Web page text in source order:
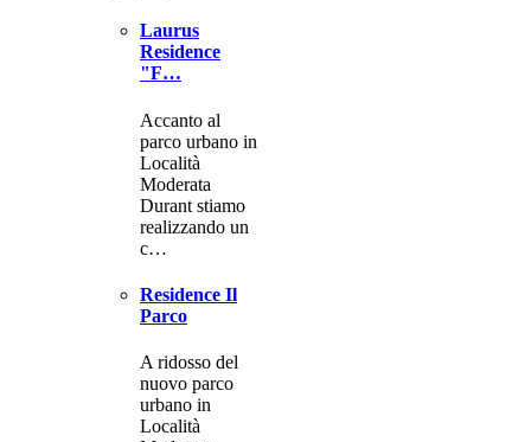
Laurus
Residence
"F…
Accanto al
parco urbano in
Località
Moderata
Durant stiamo
realizzando un
c…
Residence Il
Parco
A ridosso del
nuovo parco
urbano in
Località